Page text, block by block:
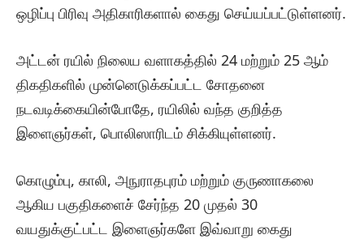
ஒழிப்பு பிரிவு அதிகாரிகளால் கைது செய்யப்பட்டுள்ளனர்.
அட்டன் ரயில் நிலைய வளாகத்தில் 24 மற்றும் 25 ஆம்
திகதிகளில் முன்னெடுக்கப்பட்ட சோதனை
நடவடிக்கையின்போதே, ரயிலில் வந்த குறித்த
இளைஞர்கள், பொலிஸாரிடம் சிக்கியுள்ளனர்.
கொழும்பு, காலி, அநுராதபுரம் மற்றும் குருணாகலை
ஆகிய பகுதிகளைச் சேர்ந்த 20 முதல் 30
வயதுக்குட்பட்ட இளைஞர்களே இவ்வாறு கைது